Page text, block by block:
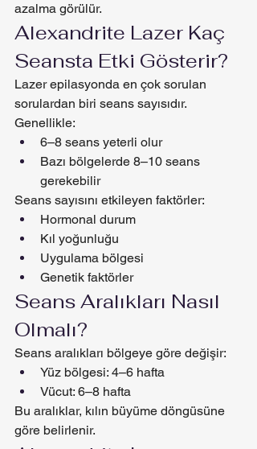
azalma görülür.
Alexandrite Lazer Kaç
Seansta Etki Gösterir?
Lazer epilasyonda en çok sorulan
sorulardan biri seans sayısıdır.
Genellikle:
6–8 seans yeterli olur
Bazı bölgelerde 8–10 seans
gerekebilir
Seans sayısını etkileyen faktörler:
Hormonal durum
Kıl yoğunluğu
Uygulama bölgesi
Genetik faktörler
Seans Aralıkları Nasıl
Olmalı?
Seans aralıkları bölgeye göre değişir:
Yüz bölgesi: 4–6 hafta
Vücut: 6–8 hafta
Bu aralıklar, kılın büyüme döngüsüne
göre belirlenir.